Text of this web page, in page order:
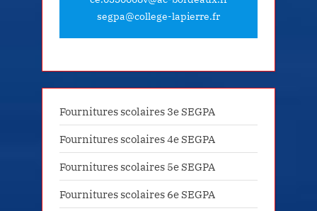
segpa@college-lapierre.fr
Fournitures scolaires 3e SEGPA
Fournitures scolaires 4e SEGPA
Fournitures scolaires 5e SEGPA
Fournitures scolaires 6e SEGPA